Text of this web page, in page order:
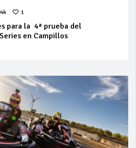
1
para la 4ª prueba del
en Campillos